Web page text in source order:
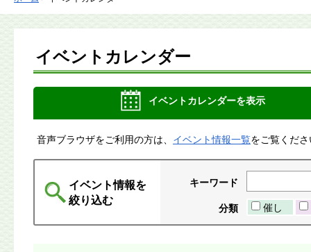
イベントカレンダー
イベントカレンダーを表示
音声ブラウザをご利用の方は、 イベント情報一覧をご覧くだ
イベント情報を
絞り込む
キーワード
分類 催し